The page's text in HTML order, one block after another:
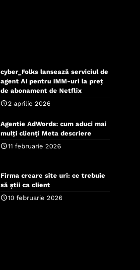
cyber_Folks lansează serviciul de
agent AI pentru IMM-uri la preț
de abonament de Netflix
2 aprilie 2026
Agentie AdWords: cum aduci mai
mulți clienți Meta descriere
11 februarie 2026
Firma creare site uri: ce trebuie
să știi ca client
10 februarie 2026